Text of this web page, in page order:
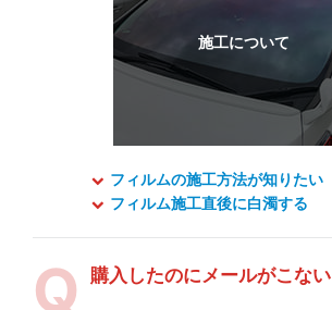
フィルムの施工方法が知りたい
フィルム施工直後に白濁する
購入したのにメールがこない